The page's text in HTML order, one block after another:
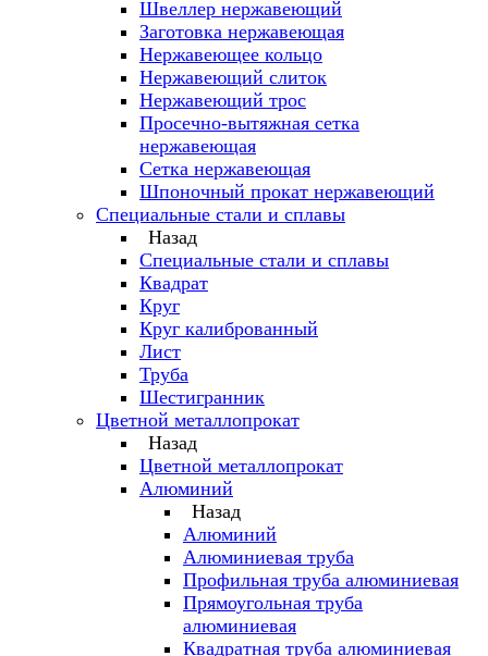
Швеллер нержавеющий
Заготовка нержавеющая
Нержавеющее кольцо
Нержавеющий слиток
Нержавеющий трос
Просечно-вытяжная сетка
нержавеющая
Сетка нержавеющая
Шпоночный прокат нержавеющий
Специальные стали и сплавы
Назад
Специальные стали и сплавы
Квадрат
Круг
Круг калиброванный
Лист
Труба
Шестигранник
Цветной металлопрокат
Назад
Цветной металлопрокат
Алюминий
Назад
Алюминий
Алюминиевая труба
Профильная труба алюминиевая
Прямоугольная труба
алюминиевая
Квадратная труба алюминиевая